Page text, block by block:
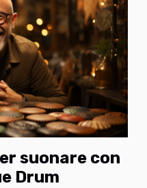
suonare con
Drum